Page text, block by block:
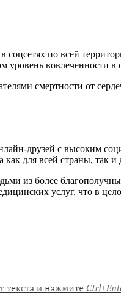
соцсетях по всей
уровень вовлеченности
смертности от
друзей с высоким
как для всей страны, так
из более
услуг, что в